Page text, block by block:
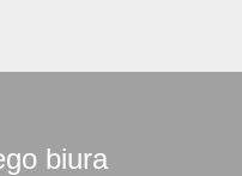
biura